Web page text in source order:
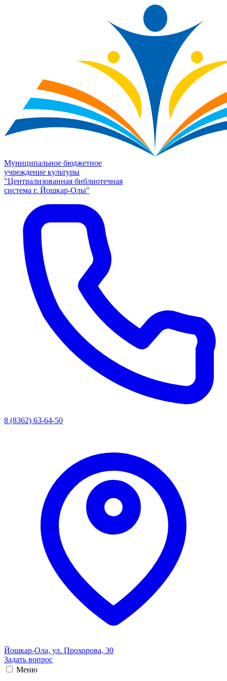
Муниципальное бюджетное
учреждение культуры
"Централизованная библиотечная
система г. Йошкар-Олы"
8 (8362) 63-64-50
Йошкар-Ола, ул. Прохорова, 30
Задать вопрос
Меню